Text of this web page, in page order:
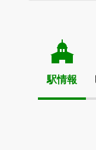
駅情報